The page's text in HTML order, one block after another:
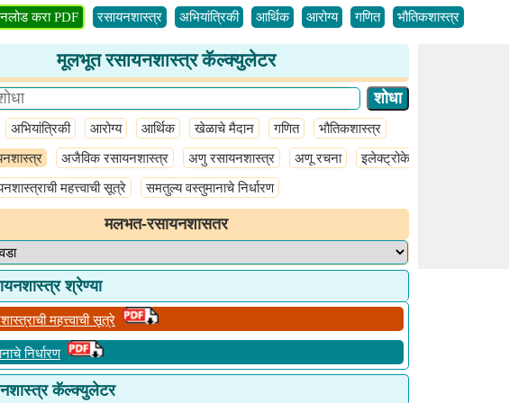
करा PDF रसायनशास्त्र अभियांत्रिकी आर्थिक आरोग्य गणित भौतिकशास्त्र
मूलभूत रसायनशास्त्र कॅल्क्युलेटर
अभियांत्रिकी आरोग्य आर्थिक खेळाचे मैदान गणित भौतिकशास्त्र
अजैविक रसायनशास्त्र अणु रसायनशास्त्र अणू रचना इलेक्ट्रोकेमिस्ट्री
महत्त्वाची सूत्रे समतुल्य वस्तुमानाचे निर्धारण
मलभत-रसायनशासतर
श्रेण्या
महत्त्वाची सूत्रे
निर्धारण
कॅल्क्युलेटर